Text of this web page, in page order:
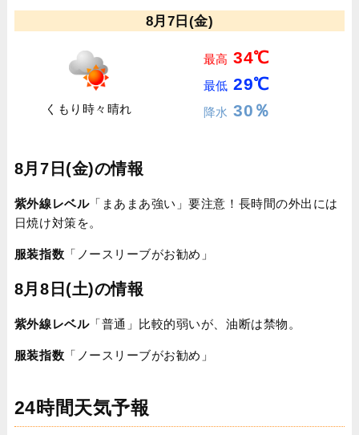
8月7日(金)
くもり時々晴れ
最高 34℃
最低 29℃
降水 30％
8月7日(金)の情報
紫外線レベル「まあまあ強い」要注意！長時間の外出には
日焼け対策を。
服装指数 「ノースリーブがお勧め」
8月8日(土)の情報
紫外線レベル「普通」比較的弱いが、油断は禁物。
服装指数 「ノースリーブがお勧め」
24時間天気予報